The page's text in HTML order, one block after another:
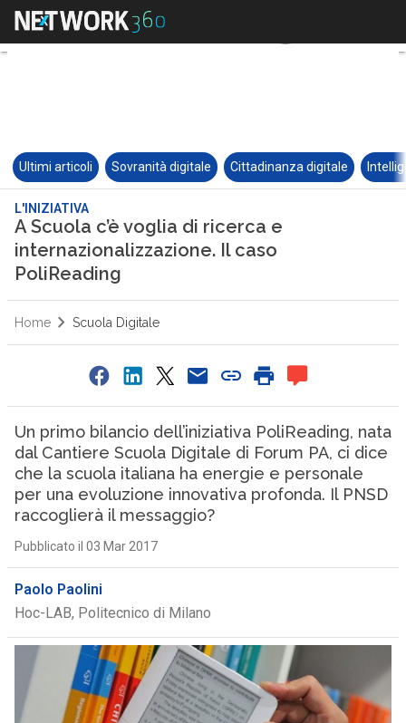
Ultimi articoli Sovranità digitale Cittadinanza digitale
L'INIZIATIVA
A Scuola c’è voglia di ricerca e
internazionalizzazione. Il caso
PoliReading
Home Scuola Digitale
Un primo bilancio dell’iniziativa PoliReading, nata
dal Cantiere Scuola Digitale di Forum PA, ci dice
che la scuola italiana ha energie e personale
per una evoluzione innovativa profonda. Il PNSD
raccoglierà il messaggio?
Pubblicato il 03 Mar 2017
Paolo Paolini
Hoc-LAB, Politecnico di Milano